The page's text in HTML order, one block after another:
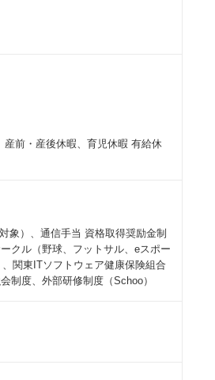
前・産後休暇、育児休暇 有給休
象）、通信手当 資格取得奨励金制
クル（野球、フットサル、eスポー
関東ITソフトウェア健康保険組合
制度、外部研修制度（Schoo）